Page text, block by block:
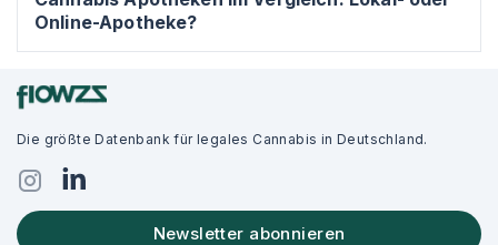
Online-Apotheke?
Die größte Datenbank für legales Cannabis in Deutschland.
Newsletter abonnieren